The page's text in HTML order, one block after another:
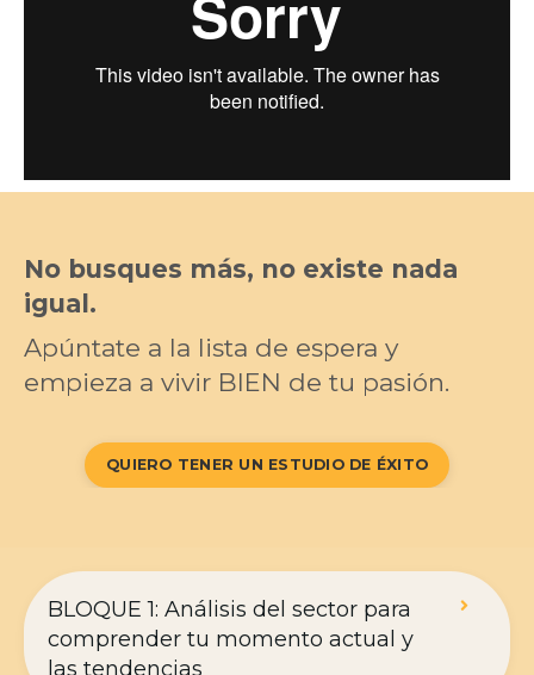
No busques más, no existe nada
igual.
Apúntate a la lista de espera y
empieza a vivir BIEN de tu pasión.
QUIERO TENER UN ESTUDIO DE ÉXITO
BLOQUE 1: Análisis del sector para
comprender tu momento actual y
las tendencias